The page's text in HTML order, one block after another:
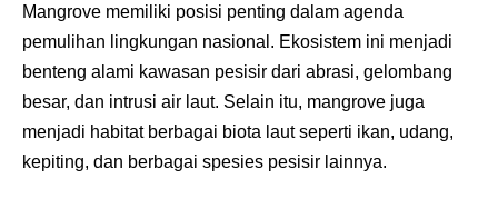
Mangrove memiliki posisi penting dalam agenda
pemulihan lingkungan nasional. Ekosistem ini menjadi
benteng alami kawasan pesisir dari abrasi, gelombang
besar, dan intrusi air laut. Selain itu, mangrove juga
menjadi habitat berbagai biota laut seperti ikan, udang,
kepiting, dan berbagai spesies pesisir lainnya.